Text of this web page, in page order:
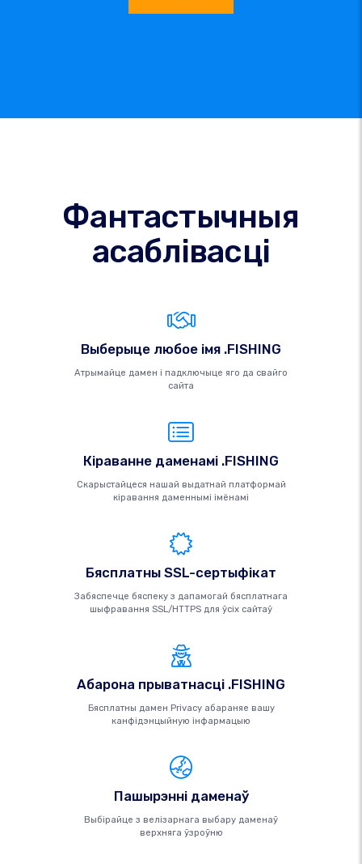
Фантастычныя
асаблівасці
Выберыце любое імя .FISHING
Атрымайце дамен і падключыце яго да свайго
сайта
Кіраванне даменамі .FISHING
Скарыстайцеся нашай выдатнай платформай
кіравання даменнымі імёнамі
Бясплатны SSL-сертыфікат
Забяспечце бяспеку з дапамогай бясплатнага
шыфравання SSL/HTTPS для ўсіх сайтаў
Абарона прыватнасці .FISHING
Бясплатны дамен Privacy абараняе вашу
канфідэнцыйную інфармацыю
Пашырэнні даменаў
Выбірайце з велізарнага выбару даменаў
верхняга ўзроўню